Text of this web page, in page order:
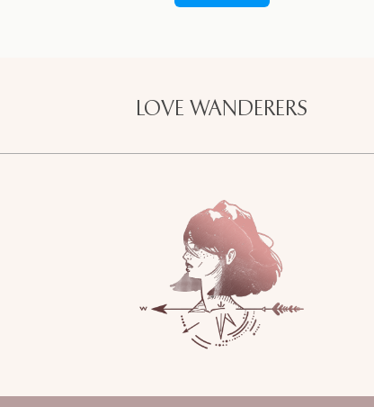
LOVE WANDERERS